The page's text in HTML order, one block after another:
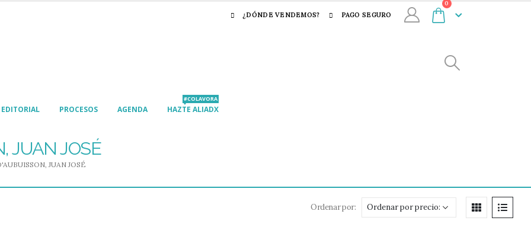
¿DÓNDE VENDEMOS? PAGO SEGURO
0
EDITORIAL PROCESOS AGENDA HAZTE ALIADX
#COLAVORA
JUAN JOSÉ
JUAN JOSÉ
Ordenar por: